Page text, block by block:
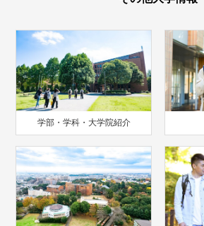
学部・学科・大学院紹介